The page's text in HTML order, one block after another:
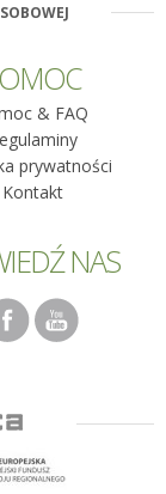
& FAQ
prywatności
Kontakt
NAS